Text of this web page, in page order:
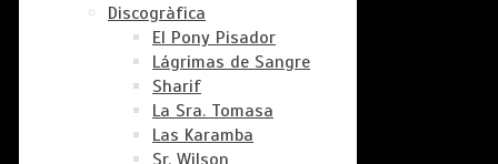
Discogràfica
El Pony Pisador
Lágrimas de Sangre
Sharif
La Sra. Tomasa
Las Karamba
Sr. Wilson